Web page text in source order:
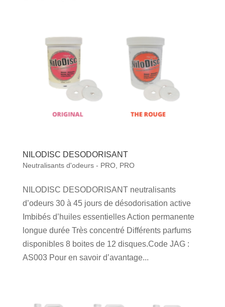
NILODISC DESODORISANT
Neutralisants d'odeurs - PRO, PRO
NILODISC DESODORISANT neutralisants
d’odeurs 30 à 45 jours de désodorisation active
Imbibés d’huiles essentielles Action permanente
longue durée Très concentré Différents parfums
disponibles 8 boites de 12 disques.Code JAG :
AS003 Pour en savoir d’avantage...